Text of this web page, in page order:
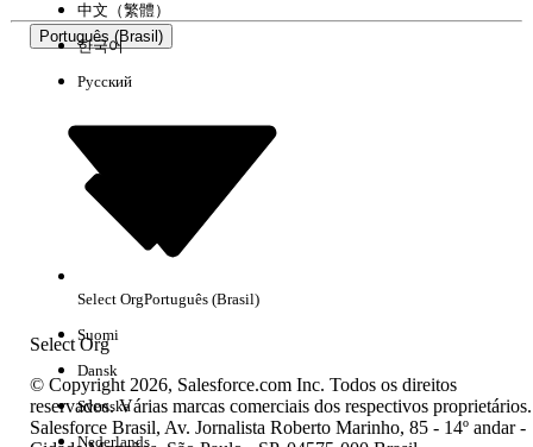
Sem resultados
Português (Brasil)
Select Org
中文（繁體）
한국어
Русский
Select OrgPortuguês (Brasil)
Suomi
Dansk
Svenska
Nederlands
© Copyright 2026, Salesforce.com Inc. Todos os direitos
reservados. Várias marcas comerciais dos respectivos proprietários.
Salesforce Brasil, Av. Jornalista Roberto Marinho, 85 - 14º andar -